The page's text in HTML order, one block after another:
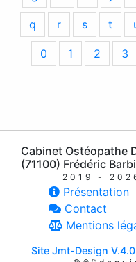
q r s t
0 1 2 3
Cabinet Ostéopathe
(71100) Frédéric
2019 -
Présentation
Contact
Mentions
Site Jmt-Design V.4.0